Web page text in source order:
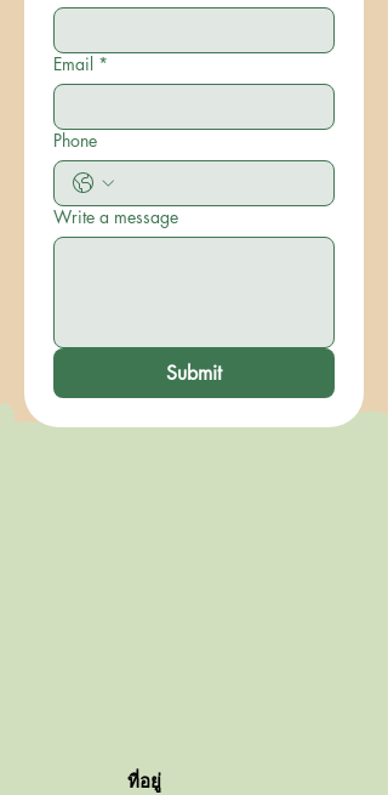
Email *
Phone
Write a message
Submit
ที่อยู่